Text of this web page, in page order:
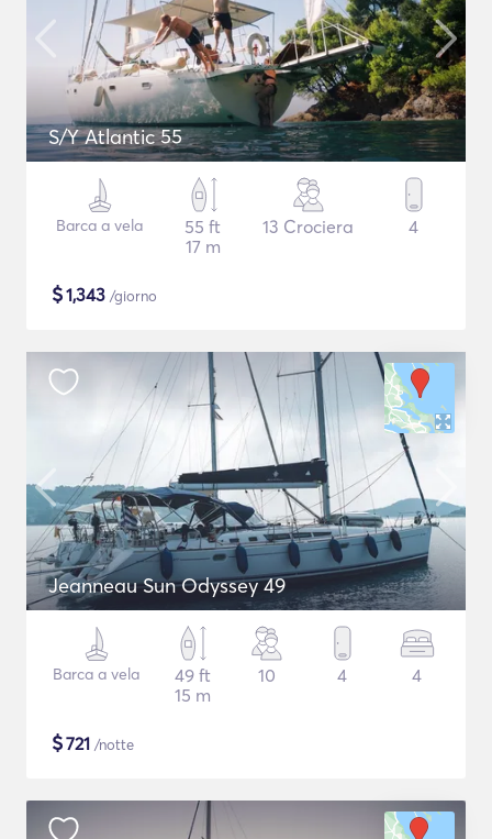
S/Y Atlantic 55
Barca a vela
55 ft
17 m
13 Crociera 4
$1,343 /giorno
Jeanneau Sun Odyssey 49
Barca a vela
49 ft
15 m
10 4 4
$721 /notte